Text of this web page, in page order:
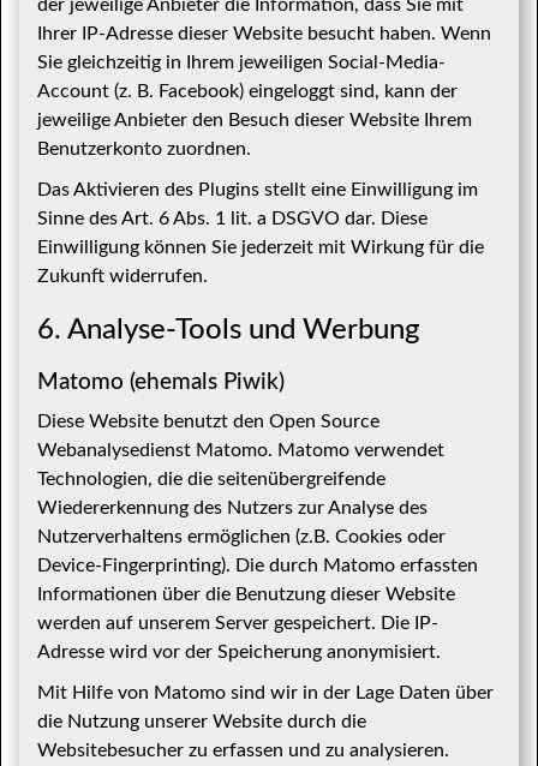
der jeweilige Anbieter die Information, dass Sie mit
Ihrer IP-Adresse dieser Website besucht haben. Wenn
Sie gleichzeitig in Ihrem jeweiligen Social-Media-
Account (z. B. Facebook) eingeloggt sind, kann der
jeweilige Anbieter den Besuch dieser Website Ihrem
Benutzerkonto zuordnen.
Das Aktivieren des Plugins stellt eine Einwilligung im
Sinne des Art. 6 Abs. 1 lit. a DSGVO dar. Diese
Einwilligung können Sie jederzeit mit Wirkung für die
Zukunft widerrufen.
6. Analyse-Tools und Werbung
Matomo (ehemals Piwik)
Diese Website benutzt den Open Source
Webanalysedienst Matomo. Matomo verwendet
Technologien, die die seitenübergreifende
Wiedererkennung des Nutzers zur Analyse des
Nutzerverhaltens ermöglichen (z.B. Cookies oder
Device-Fingerprinting). Die durch Matomo erfassten
Informationen über die Benutzung dieser Website
werden auf unserem Server gespeichert. Die IP-
Adresse wird vor der Speicherung anonymisiert.
Mit Hilfe von Matomo sind wir in der Lage Daten über
die Nutzung unserer Website durch die
Websitebesucher zu erfassen und zu analysieren.